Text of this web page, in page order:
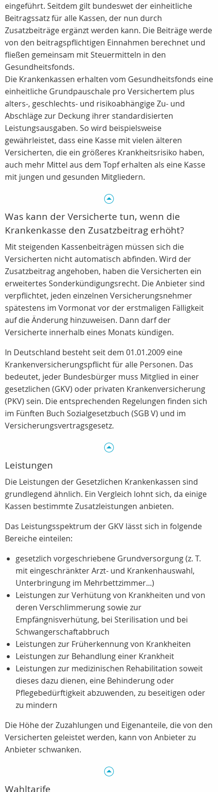
eingeführt. Seitdem gilt bundeswet der einheitliche
Beitragssatz für alle Kassen, der nun durch
Zusatzbeiträge ergänzt werden kann. Die Beiträge werde
von den beitragspflichtigen Einnahmen berechnet und
fließen gemeinsam mit Steuermitteln in den
Gesundheitsfonds.
Die Krankenkassen erhalten vom Gesundheitsfonds eine
einheitliche Grundpauschale pro Versichertem plus
alters-, geschlechts- und risikoabhängige Zu- und
Abschläge zur Deckung ihrer standardisierten
Leistungsausgaben. So wird beispielsweise
gewährleistet, dass eine Kasse mit vielen älteren
Versicherten, die ein größeres Krankheitsrisiko haben,
auch mehr Mittel aus dem Topf erhalten als eine Kasse
mit jungen und gesunden Mitgliedern.
Was kann der Versicherte tun, wenn die
Krankenkasse den Zusatzbeitrag erhöht?
Mit steigenden Kassenbeiträgen müssen sich die
Versicherten nicht automatisch abfinden. Wird der
Zusatzbeitrag angehoben, haben die Versicherten ein
erweitertes Sonderkündigungsrecht. Die Anbieter sind
verpflichtet, jeden einzelnen Versicherungsnehmer
spätestens im Vormonat vor der erstmaligen Fälligkeit
auf die Änderung hinzuweisen. Dann darf der
Versicherte innerhalb eines Monats kündigen.
In Deutschland besteht seit dem 01.01.2009 eine
Krankenversicherungspflicht für alle Personen. Das
bedeutet, jeder Bundesbürger muss Mitglied in einer
gesetzlichen (GKV) oder privaten Krankenversicherung
(PKV) sein. Die entsprechenden Regelungen finden sich
im Fünften Buch Sozialgesetzbuch (SGB V) und im
Versicherungsvertragsgesetz.
Leistungen
Die Leistungen der Gesetzlichen Krankenkassen sind
grundlegend ähnlich. Ein Vergleich lohnt sich, da einige
Kassen bestimmte Zusatzleistungen anbieten.
Das Leistungsspektrum der GKV lässt sich in folgende
Bereiche einteilen:
gesetzlich vorgeschriebene Grundversorgung (z. T.
mit eingeschränkter Arzt- und Krankenhauswahl,
Unterbringung im Mehrbettzimmer...)
Leistungen zur Verhütung von Krankheiten und von
deren Verschlimmerung sowie zur
Empfängnisverhütung, bei Sterilisation und bei
Schwangerschaftabbruch
Leistungen zur Früherkennung von Krankheiten
Leistungen zur Behandlung einer Krankheit
Leistungen zur medizinischen Rehabilitation soweit
dieses dazu dienen, eine Behinderung oder
Pflegebedürftigkeit abzuwenden, zu beseitigen oder
zu mindern
Die Höhe der Zuzahlungen und Eigenanteile, die von den
Versicherten geleistet werden, kann von Anbieter zu
Anbieter schwanken.
Wahltarife